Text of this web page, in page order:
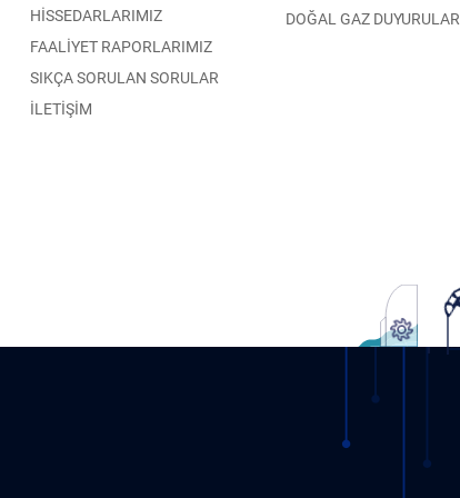
HİSSEDARLARIMIZ
FAALİYET RAPORLARIMIZ
SIKÇA SORULAN SORULAR
İLETİŞİM
DOĞAL GAZ